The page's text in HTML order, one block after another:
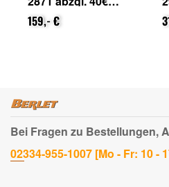
Cashback (von Epson
nach Registrierung)
159,- €
Bei Fragen zu Bestellungen,
02334-955-1007 [Mo - Fr: 10 -